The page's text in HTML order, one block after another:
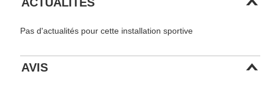
Pas d'actualités pour cette installation sportive
AVIS